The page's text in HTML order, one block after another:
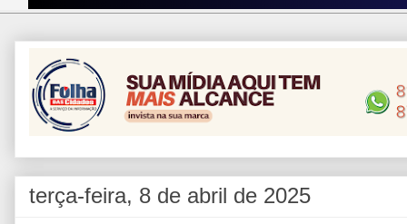
terça-feira, 8 de abril de 2025